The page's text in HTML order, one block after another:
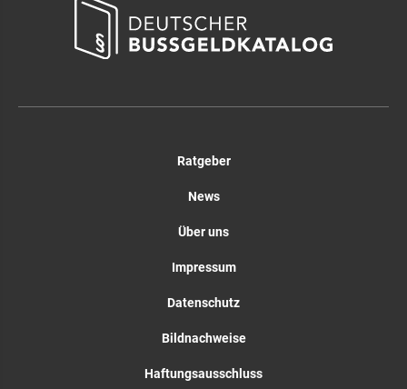
Ratgeber
News
Über uns
Impressum
Datenschutz
Bildnachweise
Haftungsausschluss